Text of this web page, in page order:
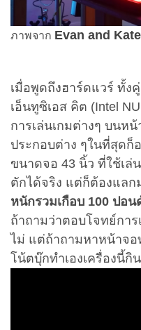
ภาพจาก Evan and
เมื่อพูดถึงฮาร์ดแวร์ ทั้ง
เอ็นทูซิเอส คิต (Intel
การเล่นเกมต่างๆ บนห
ประกอบต่าง ๆในที่สุดก็
ขนาดจอ 43 นิ้ว ที่ใช้เล่
ตักได้จริง แต่ก็ต้องแลก
หนักรวมเกือบ 100 ปอน
ถ้าถามว่าตอบโจทย์กา
ไม่ แต่ถ้าถามหาหน้าจอ
โน้ตบุ๊กทำเองเครื่องนี้